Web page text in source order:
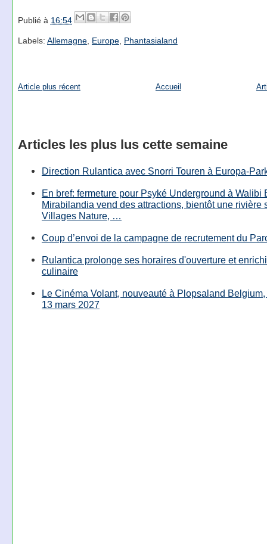
Publié à 16:54
Labels: Allemagne, Europe, Phantasialand
Article plus récent Accueil
Articles les plus lus cette semaine
Direction Rulantica avec Snorri Touren à Europa-
En bref: fermeture pour Psyké Underground à Walibi
Mirabilandia vend des attractions, bientôt une rivière
Villages Nature, …
Coup d’envoi de la campagne de recrutement du
Rulantica prolonge ses horaires d'ouverture et
culinaire
Le Cinéma Volant, nouveauté à Plopsaland
13 mars 2027